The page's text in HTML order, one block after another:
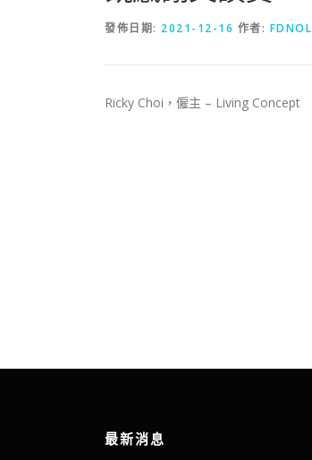
發佈日期: 2021-12-16 作者: FDNOL
Ricky Choi，僱主 – Living Concept
最新消息